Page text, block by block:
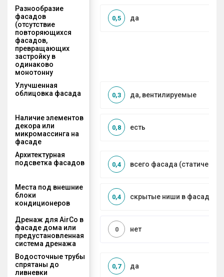
Разнообразие
фасадов
(отсутствие
повторяющихся
фасадов,
превращающих
застройку в
одинаково
монотонну
да
0,5
Улучшенная
облицовка фасада
да, вентилируемые
0,3
Наличие элементов
декора или
микромассинга на
фасаде
есть
0,8
Архитектурная
подсветка фасадов
всего фасада
0,4
Места под внешние
блоки
кондиционеров
скрытые ниши в фасаде
0,4
Дренаж для AirCo в
фасаде дома или
предустановленная
система дренажа
нет
0
Водосточные трубы
спрятаны до
ливневки
да
0,7